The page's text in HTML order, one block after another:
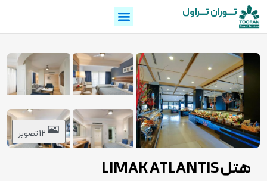
تـــوران تـــراول
12 تصویر
هتل LIMAK ATLANTIS